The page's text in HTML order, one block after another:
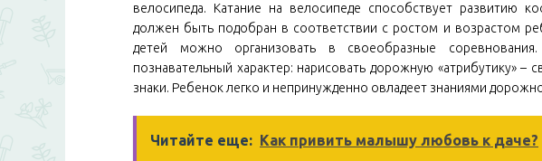
велосипеда. Катание на велосипеде способствует развитию
должен быть подобран в соответствии с ростом и возрастом
детей можно организовать в своеобразные
познавательный характер: нарисовать дорожную «атрибутику»
знаки. Ребенок легко и непринужденно овладеет знаниями
Читайте еще: Как привить малышу любовь к даче?